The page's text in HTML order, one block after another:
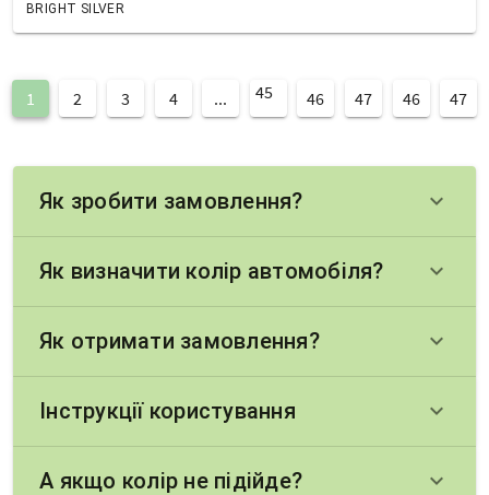
BRIGHT SILVER
1 2 3 4 ... 45 46 47 46 47
Як зробити замовлення? keyboard_arrow_down
Як визначити колір автомобіля? keyboard_arrow_down
Як отримати замовлення? keyboard_arrow_down
Інструкції користування keyboard_arrow_down
А якщо колір не підійде? keyboard_arrow_down